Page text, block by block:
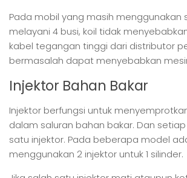
Pada mobil yang masih menggunakan
melayani 4 busi, koil tidak
kabel tegangan tinggi dari distributor
bermasalah dapat menyebabkan
Injektor Bahan Bakar
Injektor berfungsi untuk
dalam saluran bahan bakar. Dan
satu injektor. Pada beberapa model
menggunakan 2 injektor untuk 1 silinder.